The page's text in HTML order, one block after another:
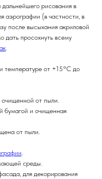
рисования в
аэрографии (в частности, в
после высыхания акриловой
дать просохнуть всему
.
температуре от +15°С до
очищенной от пыли.
бумагой и очищенная
от пыли.
.
среды.
для декорирования